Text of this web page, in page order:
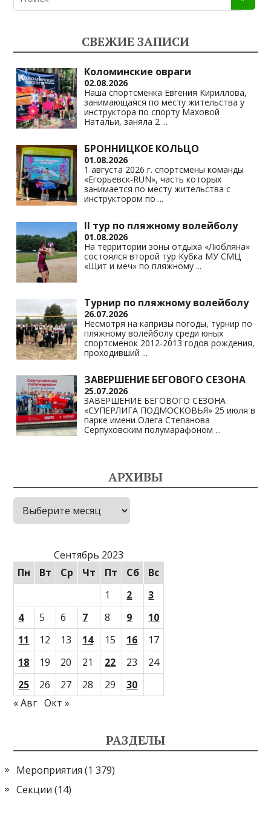
o
as
s
ni
ki
gr
a
m
s
A
p
p
y
Li
n
k
СВЕЖИЕ ЗАПИСИ
Коломинские овраги
02.08.2026
Наша спортсменка Евгения Кириллова,
занимающаяся по месту жительства у
инструктора по спорту Маховой
Натальи, заняла 2 ...
БРОННИЦКОЕ КОЛЬЦО
01.08.2026
1 августа 2026 г. спортсмены команды
«Егорьевск-RUN», часть которых
занимается по месту жительства с
инструктором по ...
II тур по пляжному волейболу
01.08.2026
На территории зоны отдыха «Любляна»
состоялся второй тур Кубка МУ СМЦ
«Щит и меч» по пляжному ...
Турнир по пляжному волейболу
26.07.2026
Несмотря на капризы погоды, турнир по
пляжному волейболу среди юных
спортсменок 2012-2013 годов рождения,
проходивший ...
ЗАВЕРШЕНИЕ БЕГОВОГО СЕЗОНА
25.07.2026
ЗАВЕРШЕНИЕ БЕГОВОГО СЕЗОНА
«СУПЕРЛИГА ПОДМОСКОВЬЯ» 25 июля в
парке имени Олега Степанова
Серпуховским полумарафоном ...
АРХИВЫ
Архивы
Сентябрь 2023
Пн
Вт Ср Чт Пт Сб
Вс
1
2
3
4
5 6 7 8 9
10
11
12 13 14 15 16
17
18
19 20 21 22 23
24
25
26 27 28 29
30
« Авг Окт »
РАЗДЕЛЫ
Мероприятия (1 379)
Секции (14)